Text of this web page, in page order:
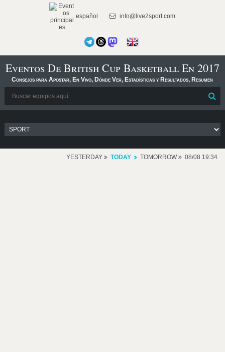
español info@live2sport.com
Eventos De British Cup Basketball En 2017
Consejos para Apostar, En Vivo, Dónde Ver, Estadísticas y Resultados, Resumen
YESTERDAY TODAY TOMORROW 08/08 19:34